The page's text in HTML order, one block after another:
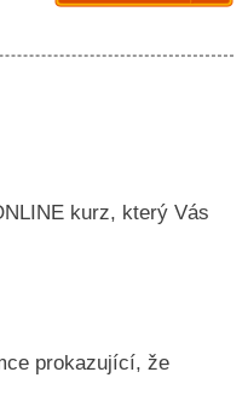
kurz, který Vás
prokazující, že